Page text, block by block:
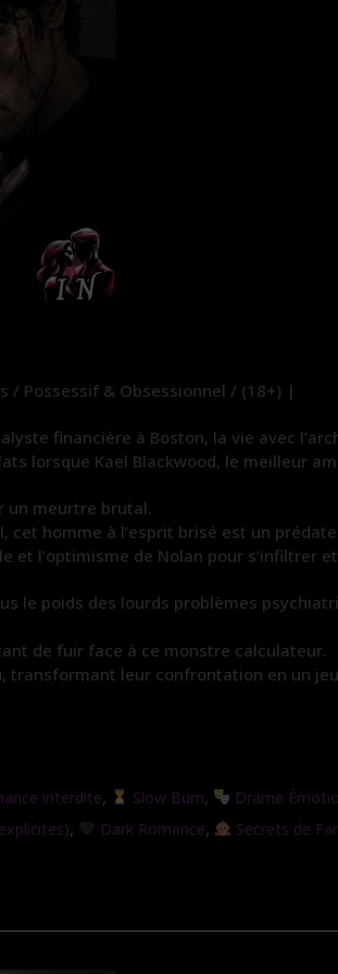
/ Possessif & Obsessionnel / (18+) |
financière à Boston, la vie avec
lorsque Kael Blackwood, le meilleur
un meurtre brutal.
cet homme à l’esprit brisé est un
et l’optimisme de Nolan pour
le poids des lourds problèmes
de fuir face à ce monstre calculateur.
transformant leur confrontation en un
interdite, Slow Burn, Drame
, Dark Romance, Secrets de